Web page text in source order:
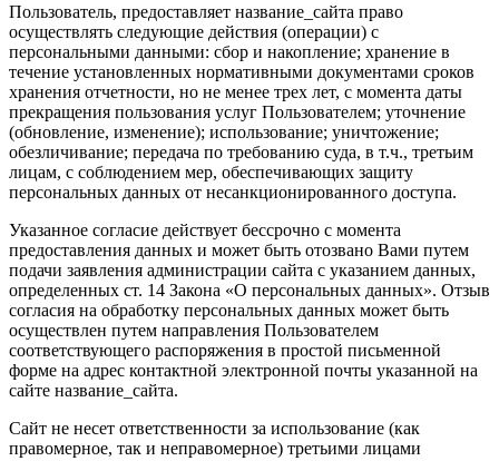
Пользователь, предоставляет название_сайта право
осуществлять следующие действия (операции) с
персональными данными: сбор и накопление; хранение в
течение установленных нормативными документами сроков
хранения отчетности, но не менее трех лет, с момента даты
прекращения пользования услуг Пользователем; уточнение
(обновление, изменение); использование; уничтожение;
обезличивание; передача по требованию суда, в т.ч., третьим
лицам, с соблюдением мер, обеспечивающих защиту
персональных данных от несанкционированного доступа.
Указанное согласие действует бессрочно с момента
предоставления данных и может быть отозвано Вами путем
подачи заявления администрации сайта с указанием данных,
определенных ст. 14 Закона «О персональных данных». Отзыв
согласия на обработку персональных данных может быть
осуществлен путем направления Пользователем
соответствующего распоряжения в простой письменной
форме на адрес контактной электронной почты указанной на
сайте название_сайта.
Сайт не несет ответственности за использование (как
правомерное, так и неправомерное) третьими лицами